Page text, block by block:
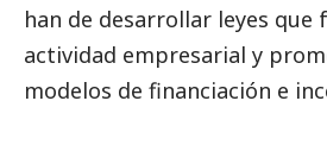
han de desarrollar leyes que
actividad empresarial y
modelos de financiación e